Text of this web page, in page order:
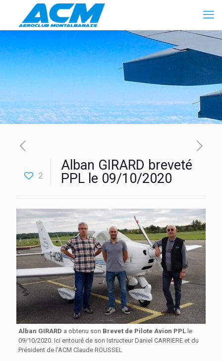
2
Alban GIRARD breveté
PPL le 09/10/2020
Alban GIRARD a obtenu son Brevet de Pilote Avion PPLle
09/10/2020. Ici entouré de son Istructeur Daniel CARRIERE et du
Président de l’ACM Claude ROUSSEL